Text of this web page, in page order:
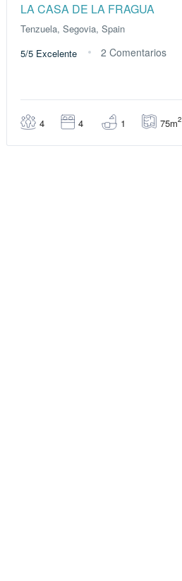
LA CASA DE LA FRAGUA
Tenzuela, Segovia, Spain
5/5 Excelente 2 Comentarios
4 4 1 75m2